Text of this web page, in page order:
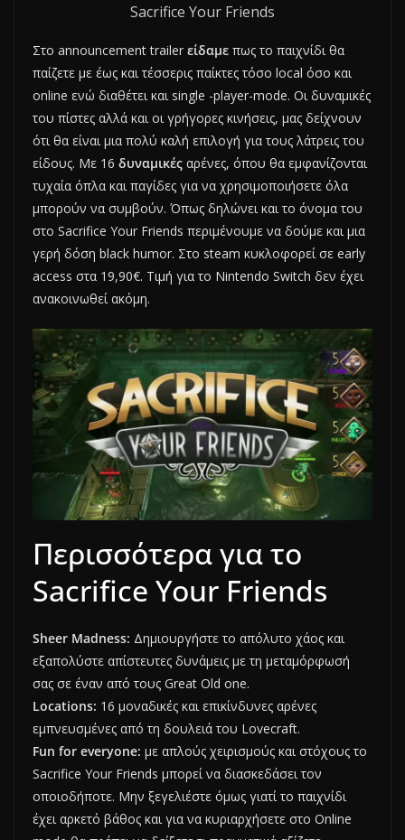
Sacrifice Your Friends
Στο announcement trailer είδαμε πως το παιχνίδι θα
παίζετε με έως και τέσσερις παίκτες τόσο local όσο και
online ενώ διαθέτει και single -player-mode. Οι δυναμικές
του πίστες αλλά και οι γρήγορες κινήσεις, μας δείχνουν
ότι θα είναι μια πολύ καλή επιλογή για τους λάτρεις του
είδους. Με 16 δυναμικές αρένες, όπου θα εμφανίζονται
τυχαία όπλα και παγίδες για να χρησιμοποιήσετε όλα
μπορούν να συμβούν. Όπως δηλώνει και το όνομα του
στο Sacrifice Your Friends περιμένουμε να δούμε και μια
γερή δόση black humor. Στο steam κυκλοφορεί σε early
access στα 19,90€. Τιμή για το Nintendο Switch δεν έχει
ανακοινωθεί ακόμη.
Περισσότερα για το
Sacrifice Your Friends
Sheer Madness: Δημιουργήστε το απόλυτο χάος και
εξαπολύστε απίστευτες δυνάμεις με τη μεταμόρφωσή
σας σε έναν από τους Great Old one.
Locations: 16 μοναδικές και επικίνδυνες αρένες
εμπνευσμένες από τη δουλειά του Lovecraft.
Fun for everyone: με απλούς χειρισμούς και στόχους το
Sacrifice Your Friends μπορεί να διασκεδάσει τον
οποιοδήποτε. Μην ξεγελιέστε όμως γιατί το παιχνίδι
έχει αρκετό βάθος και για να κυριαρχήσετε στο Online